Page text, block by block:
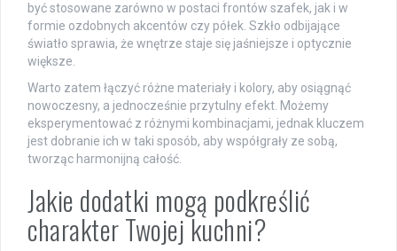
być stosowane zarówno w postaci frontów szafek, jak i w
formie ozdobnych akcentów czy półek. Szkło odbijające
światło sprawia, że wnętrze staje się jaśniejsze i optycznie
większe.
Warto zatem łączyć różne materiały i kolory, aby osiągnąć
nowoczesny, a jednocześnie przytulny efekt. Możemy
eksperymentować z różnymi kombinacjami, jednak kluczem
jest dobranie ich w taki sposób, aby współgrały ze sobą,
tworząc harmonijną całość.
Jakie dodatki mogą podkreślić
charakter Twojej kuchni?